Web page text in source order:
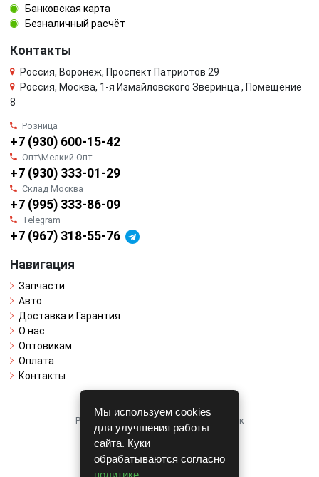
Банковская карта
Безналичный расчёт
Контакты
Россия, Воронеж, Проспект Патриотов 29
Россия, Москва, 1-я Измайловского Зверинца , Помещение
8
Розница
+7 (930) 600-15-42
Опт\Мелкий Опт
+7 (930) 333-01-29
Склад Москва
+7 (995) 333-86-09
Telegram
+7 (967) 318-55-76
Навигация
Запчасти
Авто
Доставка и Гарантия
О нас
Оптовикам
Оплата
Контакты
Работает на системе для авторазборок
CARRO.БИЗНЕС
Полная версия
Мы используем cookies
для улучшения работы
сайта. Куки
обрабатываются согласно
политике